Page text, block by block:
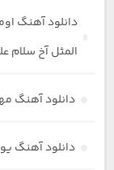
دانلود آهنگ
المثل آخ سلام
دانلود آهنگ
دانلود آهنگ